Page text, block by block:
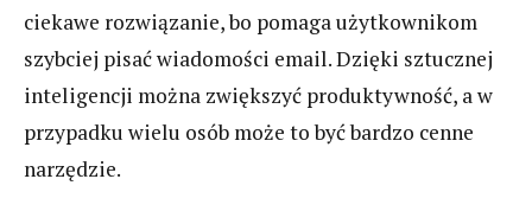
ciekawe rozwiązanie, bo pomaga użytkownikom
szybciej pisać wiadomości email. Dzięki sztucznej
inteligencji można zwiększyć produktywność, a w
przypadku wielu osób może to być bardzo cenne
narzędzie.